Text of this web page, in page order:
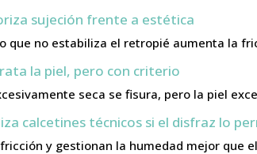
sujeción frente a estética
que no estabiliza el retropié aumenta la
la piel, pero con criterio
seca se fisura, pero la piel
calcetines técnicos si el disfraz lo
y gestionan la humedad mejor que